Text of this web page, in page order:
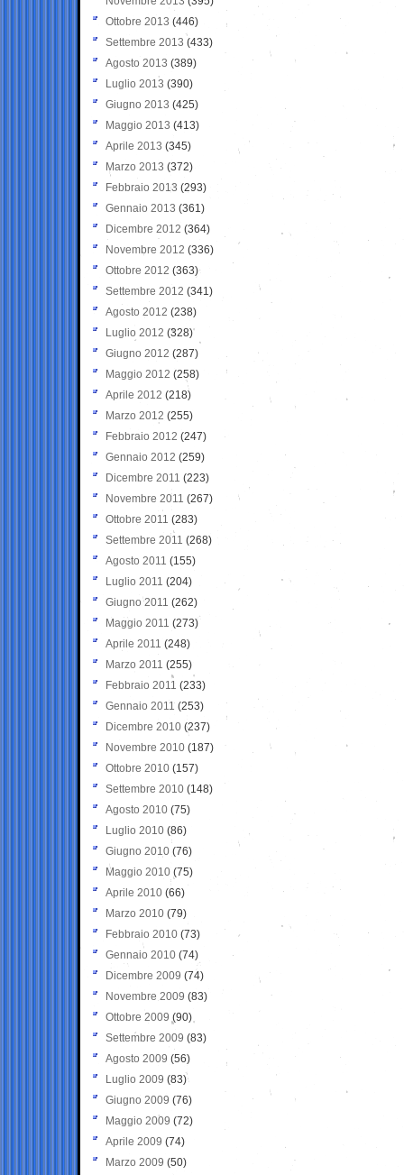
Ottobre 2013 (446)
Settembre 2013 (433)
Agosto 2013 (389)
Luglio 2013 (390)
Giugno 2013 (425)
Maggio 2013 (413)
Aprile 2013 (345)
Marzo 2013 (372)
Febbraio 2013 (293)
Gennaio 2013 (361)
Dicembre 2012 (364)
Novembre 2012 (336)
Ottobre 2012 (363)
Settembre 2012 (341)
Agosto 2012 (238)
Luglio 2012 (328)
Giugno 2012 (287)
Maggio 2012 (258)
Aprile 2012 (218)
Marzo 2012 (255)
Febbraio 2012 (247)
Gennaio 2012 (259)
Dicembre 2011 (223)
Novembre 2011 (267)
Ottobre 2011 (283)
Settembre 2011 (268)
Agosto 2011 (155)
Luglio 2011 (204)
Giugno 2011 (262)
Maggio 2011 (273)
Aprile 2011 (248)
Marzo 2011 (255)
Febbraio 2011 (233)
Gennaio 2011 (253)
Dicembre 2010 (237)
Novembre 2010 (187)
Ottobre 2010 (157)
Settembre 2010 (148)
Agosto 2010 (75)
Luglio 2010 (86)
Giugno 2010 (76)
Maggio 2010 (75)
Aprile 2010 (66)
Marzo 2010 (79)
Febbraio 2010 (73)
Gennaio 2010 (74)
Dicembre 2009 (74)
Novembre 2009 (83)
Ottobre 2009 (90)
Settembre 2009 (83)
Agosto 2009 (56)
Luglio 2009 (83)
Giugno 2009 (76)
Maggio 2009 (72)
Aprile 2009 (74)
Marzo 2009 (50)